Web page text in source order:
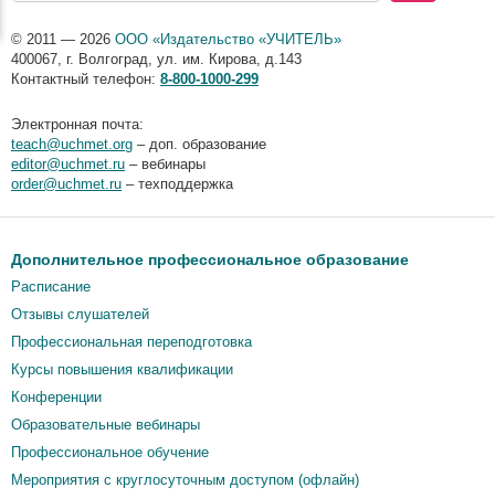
© 2011 — 2026 ООО «Издательство «УЧИТЕЛЬ»
400067, г. Волгоград, ул. им. Кирова, д.143
Контактный телефон: 8-800-1000-299
Электронная почта:
teach@uchmet.org – доп. образование
editor@uchmet.ru – вебинары
order@uchmet.ru – техподдержка
Дополнительное профессиональное образование
Расписание
Отзывы слушателей
Профессиональная переподготовка
Курсы повышения квалификации
Конференции
Образовательные вебинары
Профессиональное обучение
Мероприятия c круглосуточным доступом (офлайн)